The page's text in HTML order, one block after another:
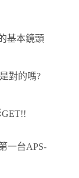
基本鏡頭
對的嗎?
一台APS-